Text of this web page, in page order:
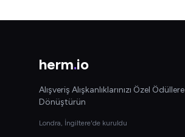
herm.io
Alışveriş Alışkanlıklarınızı Özel Ödüllere
Dönüştürün
Londra, İngiltere'de kuruldu